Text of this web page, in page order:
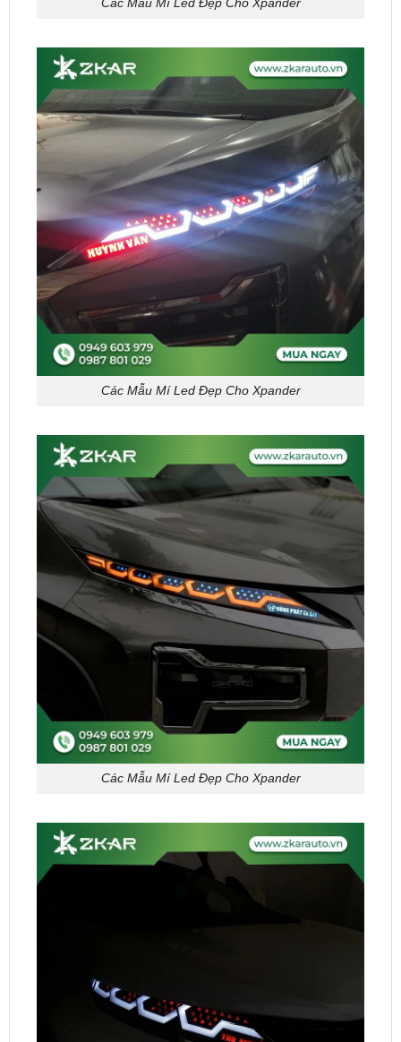
Các Mẫu Mí Led Đẹp Cho Xpander
Các Mẫu Mí Led Đẹp Cho Xpander